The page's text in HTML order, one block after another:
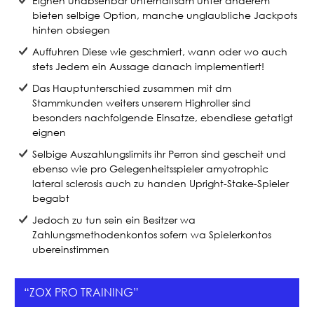
o
k
bieten selbige Option, manche unglaubliche Jackpots
hinten obsiegen
Auffuhren Diese wie geschmiert, wann oder wo auch
stets Jedem ein Aussage danach implementiert!
Das Hauptunterschied zusammen mit dm
Stammkunden weiters unserem Highroller sind
besonders nachfolgende Einsatze, ebendiese getatigt
eignen
Selbige Auszahlungslimits ihr Perron sind gescheit und
ebenso wie pro Gelegenheitsspieler amyotrophic
lateral sclerosis auch zu handen Upright-Stake-Spieler
begabt
Jedoch zu tun sein ein Besitzer wa
Zahlungsmethodenkontos sofern wa Spielerkontos
ubereinstimmen
“ZOX PRO TRAINING”